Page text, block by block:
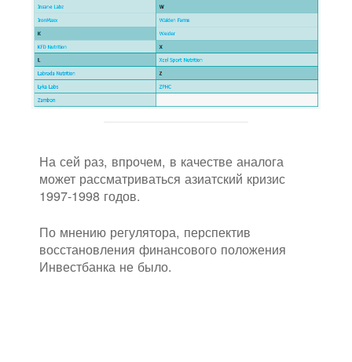
На сей раз, впрочем, в качестве аналога
может рассматриваться азиатский кризис
1997-1998 годов.
По мнению регулятора, перспектив
восстановления финансового положения
Инвестбанка не было.